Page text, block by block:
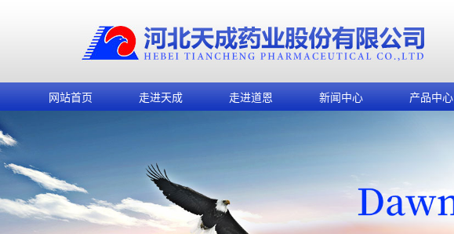
网站首页 走进天成 走进道恩 新闻中心 产品中心